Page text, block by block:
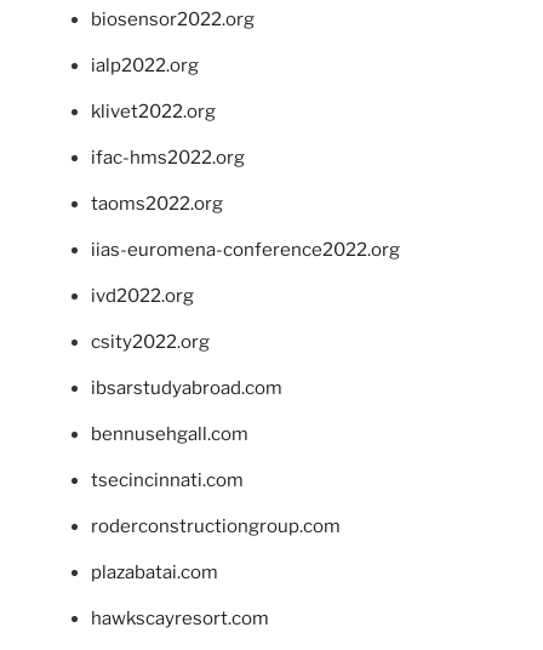
biosensor2022.org
ialp2022.org
klivet2022.org
ifac-hms2022.org
taoms2022.org
iias-euromena-conference2022.org
ivd2022.org
csity2022.org
ibsarstudyabroad.com
bennusehgall.com
tsecincinnati.com
roderconstructiongroup.com
plazabatai.com
hawkscayresort.com